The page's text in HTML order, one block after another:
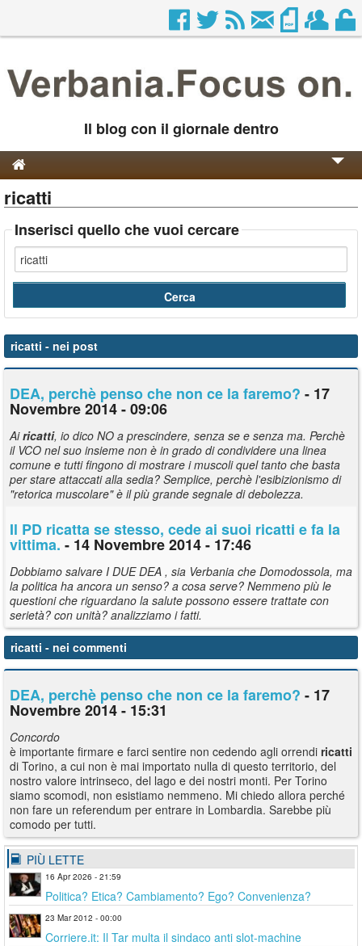
Il blog con il giornale dentro
Genesi e Storia
Contatti
ricatti
Inserisci quello che vuoi cercare
ricatti - nei post
DEA, perchè penso che non ce la faremo? - 17
Novembre 2014 - 09:06
Airicatti, io dico NO a prescindere, senza se e senza ma. Perchè
il VCO nel suo insieme non è in grado di condividere una linea
comune e tutti fingono di mostrare i muscoli quel tanto che basta
per stare attaccati alla sedia? Semplice, perchè l'esibizionismo di
"retorica muscolare" è il più grande segnale di debolezza.
Il PD ricatta se stesso, cede ai suoi ricatti e fa la
vittima. - 14 Novembre 2014 - 17:46
Dobbiamo salvare I DUE DEA , sia Verbania che Domodossola, ma
la politica ha ancora un senso? a cosa serve? Nemmeno più le
questioni che riguardano la salute possono essere trattate con
serietà? con unità? analizziamo i fatti.
ricatti - nei commenti
DEA, perchè penso che non ce la faremo? - 17
Novembre 2014 - 15:31
Concordo
è importante firmare e farci sentire non cedendo agli orrendi ricatti
di Torino, a cui non è mai importato nulla di questo territorio, del
nostro valore intrinseco, del lago e dei nostri monti. Per Torino
siamo scomodi, non esistiamo nemmeno. Mi chiedo allora perché
non fare un referendum per entrare in Lombardia. Sarebbe più
comodo per tutti.
PIÙ LETTE
16 Apr 2026 - 21:59
Politica? Etica? Cambiamento? Ego? Convenienza?
23 Mar 2012 - 00:00
Corriere.it: Il Tar multa il sindaco anti slot-machine